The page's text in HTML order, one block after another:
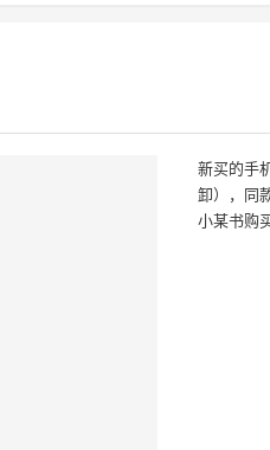
新买的手
卸），同
小某书购